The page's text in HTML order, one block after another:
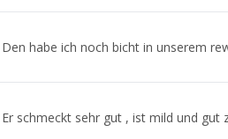
Den habe ich noch bicht in unserem
Er schmeckt sehr gut , ist mild und gut